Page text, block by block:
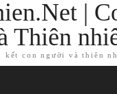
|
Thiên
kết con người và thiên